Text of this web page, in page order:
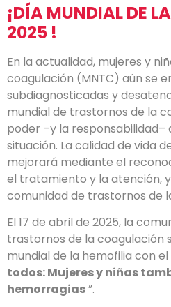
¡DÍA MUNDIAL DE
2025 !
En la actualidad, mujeres y
coagulación (MNTC) aún se
subdiagnosticadas y
mundial de trastornos de la
poder –y la responsabilidad–
situación. La calidad de vida
mejorará mediante el
el tratamiento y la atención,
comunidad de trastornos de
El 17 de abril de 2025, la
trastornos de la coagulación
mundial de la hemofilia con el
todos: Mujeres y niñas
hemorragias”.